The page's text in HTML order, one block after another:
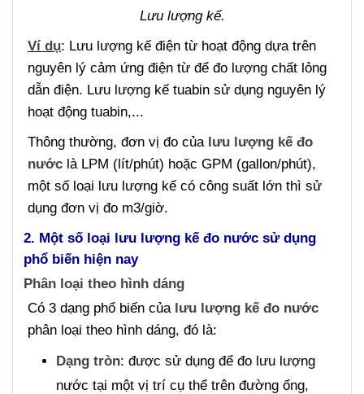
Lưu lượng kế.
Ví dụ: Lưu lượng kế điện từ hoạt động dựa trên
nguyên lý cảm ứng điện từ để đo lượng chất lỏng
dẫn điện. Lưu lượng kế tuabin sử dụng nguyên lý
hoạt động tuabin,...
Thông thường, đơn vị đo của lưu lượng kế đo
nước là LPM (lít/phút) hoặc GPM (gallon/phút),
một số loại lưu lượng kế có công suất lớn thì sử
dụng đơn vị đo m3/giờ.
2. Một số loại lưu lượng kế đo nước sử dụng
phổ biến hiện nay
Phân loại theo hình dáng
Có 3 dạng phổ biến của lưu lượng kế đo nước
phân loại theo hình dáng, đó là:
Dạng tròn: được sử dụng để đo lưu lượng
nước tại một vị trí cụ thể trên đường ống,